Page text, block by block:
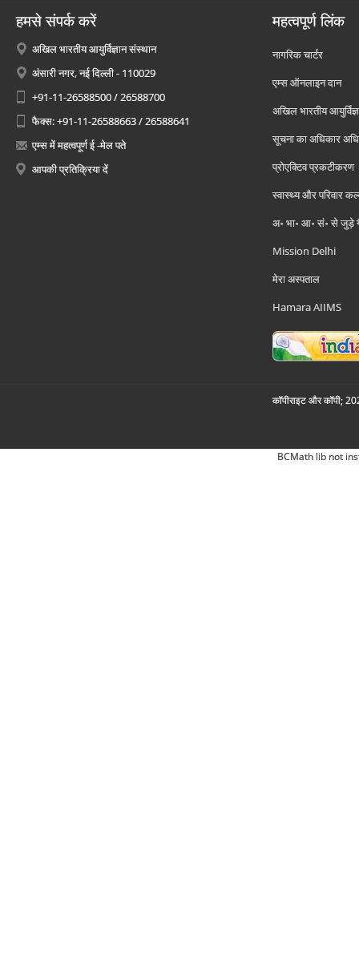
हमसे संपर्क करें
अखिल भारतीय आयुर्विज्ञान संस्थान
अंसारी नगर, नई दिल्ली - 110029
+91-11-26588500 / 26588700
फैक्स: +91-11-26588663 / 26588641
एम्स में महत्वपूर्ण ई -मेल पते
आपकी प्रतिक्रिया दें
महत्वपूर्ण लिंक
नागरिक चार्टर
एम्स ऑनलाइन दान
अखिल भारतीय
सूचना का अधिकार
प्रोएक्टिव प्रकटीकरण
स्वास्थ्य और परिवार
अ॰ भा॰ आ॰ सं॰ से जुड़े
Mission Delhi
मेरा अस्पताल
Hamara AIIMS
कॉपीराइट और कॉपी;
BCMath lib not